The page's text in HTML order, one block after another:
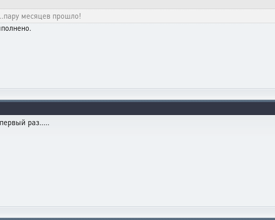
месяцев прошло!
раз.....